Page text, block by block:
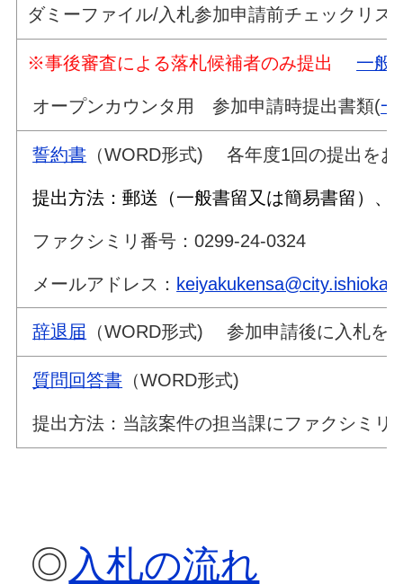
ダミーファイル/入札参加申請前チェックリス
※事後審査による落札候補者のみ提出 一般
オープンカウンタ用 参加申請時提出書類(一
誓約書 （WORD形式) 各年度1回の提出をお
提出方法：郵送（一般書留又は簡易書留）
ファクシミリ番号：0299-24-0324
メールアドレス：
辞退届 （WORD形式) 参加申請後に
質問回答書 （WORD形式)
提出方法：当該案件の担当課にファクシミ
◎入札の流れ